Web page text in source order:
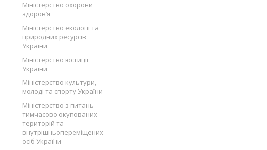
Міністерство охорони
здоров’я
Міністерство екології та
природних ресурсів
України
Міністерство юстиції
України
Міністерство культури,
молоді та спорту України
Міністерство з питань
тимчасово окупованих
територій та
внутрішньопереміщених
осіб України